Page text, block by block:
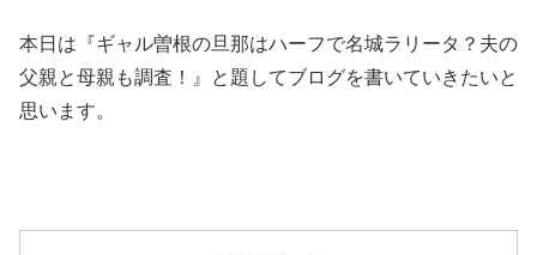
本日は『ギャル曽根の旦那はハーフで名城ラリータ？夫の
父親と母親も調査！』と題してブログを書いていきたいと
思います。